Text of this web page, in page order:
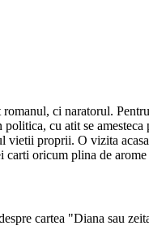
ci naratorul.
cu atit se
vietii proprii. O vizita
carti oricum plina de
cartea "Diana sau